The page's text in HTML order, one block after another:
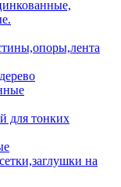
для тонких
на